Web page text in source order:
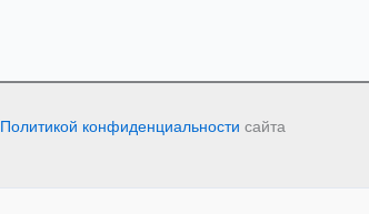
Политикой конфиденциальности сайта